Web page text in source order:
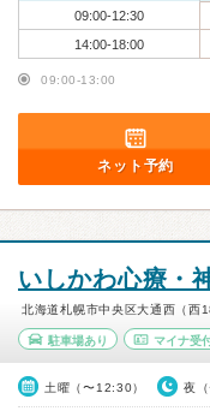
09:00-12:30
14:00-18:00
09:00-13:00
ネット予約
いしかわ心療・
北海道札幌市中央区大通西（西
駐車場あり マイナ受
土曜（〜12:30） 夜